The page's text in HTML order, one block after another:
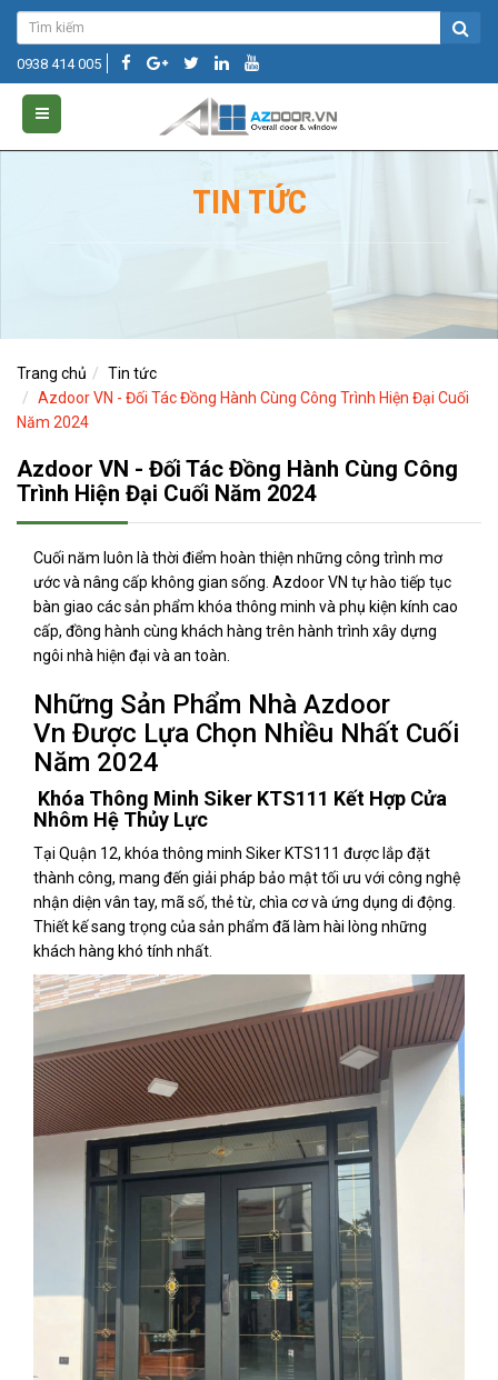
0938 414 005
TIN TỨC
Trang chủ
Tin tức
Azdoor VN - Đối Tác Đồng Hành Cùng Công Trình Hiện Đại Cuối
Năm 2024
Azdoor VN - Đối Tác Đồng Hành Cùng Công
Trình Hiện Đại Cuối Năm 2024
Cuối năm luôn là thời điểm hoàn thiện những công trình mơ
ước và nâng cấp không gian sống. Azdoor VN tự hào tiếp tục
bàn giao các sản phẩm khóa thông minh và phụ kiện kính cao
cấp, đồng hành cùng khách hàng trên hành trình xây dựng
ngôi nhà hiện đại và an toàn.
Những Sản Phẩm Nhà Azdoor
Vn Được Lựa Chọn Nhiều Nhất Cuối
Năm 2024
Khóa Thông Minh Siker KTS111 Kết Hợp Cửa
Nhôm Hệ Thủy Lực
Tại Quận 12, khóa thông minh Siker KTS111 được lắp đặt
thành công, mang đến giải pháp bảo mật tối ưu với công nghệ
nhận diện vân tay, mã số, thẻ từ, chìa cơ và ứng dụng di động.
Thiết kế sang trọng của sản phẩm đã làm hài lòng những
khách hàng khó tính nhất.